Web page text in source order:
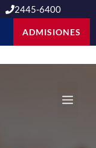
2445-6400
ADMISIONES